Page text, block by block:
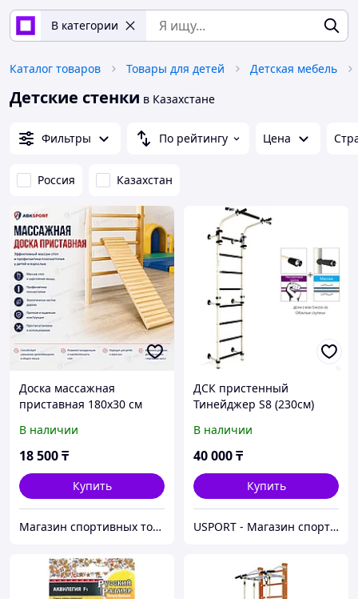
В категории
Каталог товаров Товары для детей Детская мебель
Детские стенки в Казахстане
Фильтры По рейтингу Цена
Россия Казахстан
Доска массажная
приставная 180x30 см
В наличии
18 500₸
Купить
Магазин спортивных товаров ABKSPORT
ДСК пристенный
Тинейджер S8 (230см)
В наличии
40 000₸
Купить
USPORT - Магазин спортивных товаров